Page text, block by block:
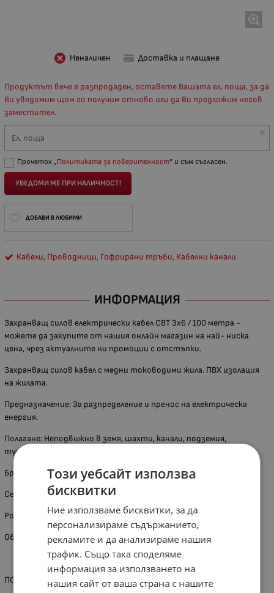
Неналичен Доставка и плащане
Продуктът вече е разпродаден, оставете Вашата ел. поща, за да
Ви уведомим щом го получим отново или да Ви предложим негов
заместител.
Ел. поща
Прочетох „Политиката за поверителност“ и съм съгласен.
УВЕДОМИ МЕ ПРИ НАЛИЧНОСТ!
ДОБАВИ В ЛЮБИМИ
Кабели, Проводници, Гофрирани тръби, Кабелни канали
ИНФОРМАЦИЯ
Захранващ силов електрически кабел СВТ 3x6 / 100 метра -
можете да закупите от нашия онлайн магазин на най- ниска
цена, чрез актуалните ни промоции с отстъпки.
Захранващ силов кабел с медни тоководими жила. ПВХ изолация
на жилата.
Предназначение: За разпределение и пренос на електрическа
енергия.
Полагане: Неподвижно в земя, шахти, канали, подземия,
тунели, закрити помещения и други.
Брой жила- 3
Сечение /мм2/- 6
Ролка- 100 метра
Обявената цената е за линеен метър.
ПОВЕЧЕ ЗА ГРУПАТА ПРОДУКТИ
Този уебсайт използва
бисквитки
Ние използваме бисквитки, за да
персонализираме съдържанието,
рекламите и да анализираме нашия
трафик. Също така споделяме
информация за използването на
нашия сайт от ваша страна с нашите